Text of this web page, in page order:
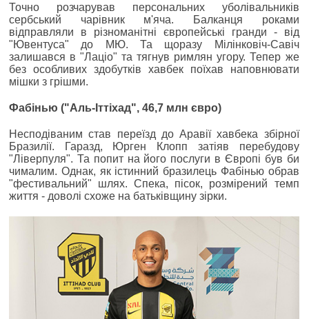
Точно розчарував персональних уболівальників
сербський чарівник м'яча. Балканця роками
відправляли в різноманітні європейські гранди - від
"Ювентуса" до МЮ. Та щоразу Мілінковіч-Савіч
залишався в "Лаціо" та тягнув римлян угору. Тепер же
без особливих здобутків хавбек поїхав наповнювати
мішки з грішми.
Фабінью ("Аль-Іттіхад", 46,7 млн євро)
Несподіваним став переїзд до Аравії хавбека збірної
Бразилії. Гаразд, Юрген Клопп затіяв перебудову
"Ліверпуля". Та попит на його послуги в Європі був би
чималим. Однак, як істинний бразилець Фабінью обрав
"фестивальний" шлях. Спека, пісок, розмірений темп
життя - доволі схоже на батьківщину зірки.